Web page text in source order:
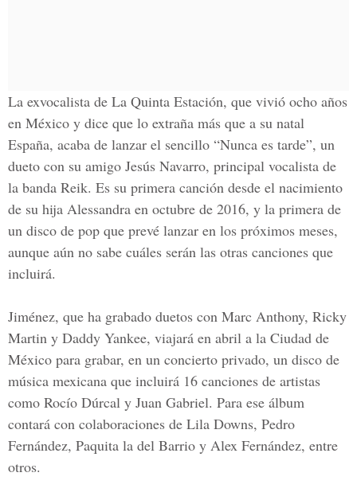
La exvocalista de La Quinta Estación, que vivió ocho años
en México y dice que lo extraña más que a su natal
España, acaba de lanzar el sencillo “Nunca es tarde”, un
dueto con su amigo Jesús Navarro, principal vocalista de
la banda Reik. Es su primera canción desde el nacimiento
de su hija Alessandra en octubre de 2016, y la primera de
un disco de pop que prevé lanzar en los próximos meses,
aunque aún no sabe cuáles serán las otras canciones que
incluirá.
Jiménez, que ha grabado duetos con Marc Anthony, Ricky
Martin y Daddy Yankee, viajará en abril a la Ciudad de
México para grabar, en un concierto privado, un disco de
música mexicana que incluirá 16 canciones de artistas
como Rocío Dúrcal y Juan Gabriel. Para ese álbum
contará con colaboraciones de Lila Downs, Pedro
Fernández, Paquita la del Barrio y Alex Fernández, entre
otros.